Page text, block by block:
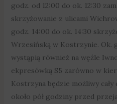
godz. od 12:00 do ok. 12:30
skrzyżowanie z ulicami
godz. 14:00 do ok. 14:30
Wrzesińską w Kostrzynie. Ok.
wystąpią również na węźle
ekpresówką S5 zarówno w
Kostrzyna będzie możliwy cały
około pół godziny przed